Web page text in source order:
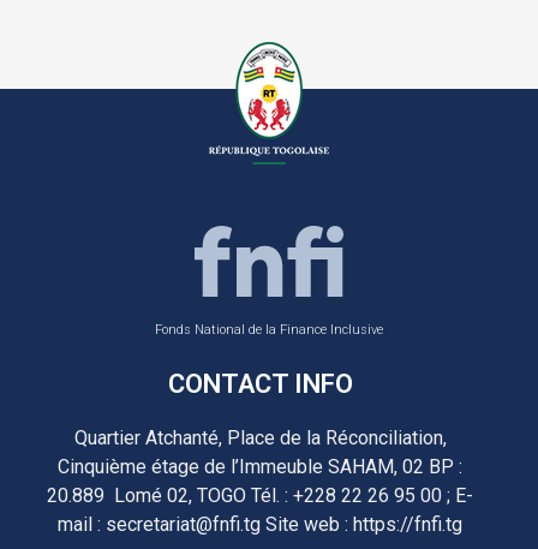
Fonds National de la Finance Inclusive
CONTACT INFO
Quartier Atchanté, Place de la Réconciliation,
Cinquième étage de l’Immeuble SAHAM, 02 BP :
20.889 Lomé 02, TOGO Tél. : +228 22 26 95 00 ; E-
mail : secretariat@fnfi.tg Site web : https://fnfi.tg